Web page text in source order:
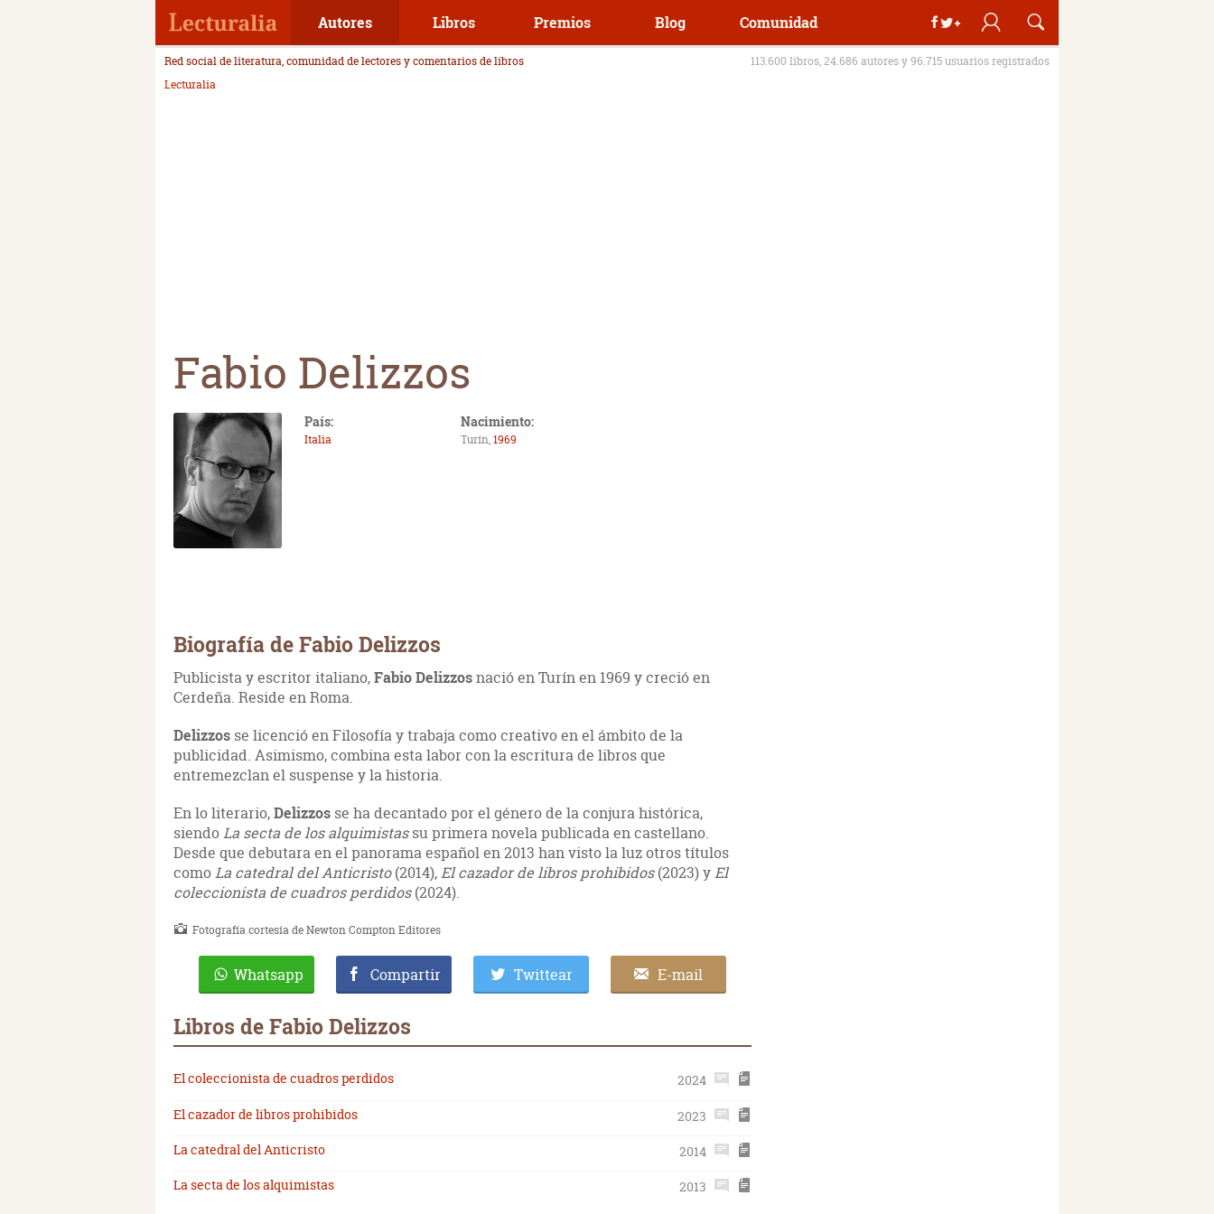
Autores Libros Premios Blog Comunidad
Red social de literatura, comunidad de lectores y comentarios de libros
113.600 libros, 24.686 autores y 96.715 usuarios registrados
Lecturalia
Fabio Delizzos
País:
Italia
Nacimiento:
Turín,1969
Biografía de Fabio Delizzos
Publicista y escritor italiano,Fabio Delizzosnació en Turín en 1969 y creció en
Cerdeña. Reside en Roma.
Delizzos se licenció en Filosofía y trabaja como creativo en el ámbito de la
publicidad. Asimismo, combina esta labor con la escritura de libros que
entremezclan el suspense y la historia.
En lo literario,Delizzos se ha decantado por el género de la conjura histórica,
siendoLa secta de los alquimistassu primera novela publicada en castellano.
Desde que debutara en el panorama español en 2013 han visto la luz otros títulos
comoLa catedral del Anticristo(2014),El cazador de libros prohibidos(2023) yEl
coleccionista de cuadros perdidos(2024).
Fotografía cortesía de Newton Compton Editores
Whatsapp Compartir Twittear E-mail
Libros de Fabio Delizzos
El coleccionista de cuadros perdidos
2024
El cazador de libros prohibidos
2023
La catedral del Anticristo
2014
La secta de los alquimistas
2013